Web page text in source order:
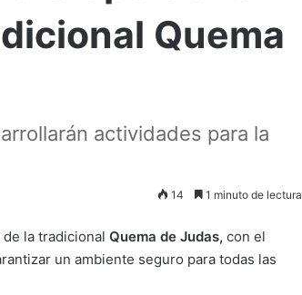
Quema
actividades para la
14 1 minuto de lectura
la tradicional Quema de Judas, con el
un ambiente seguro para todas las